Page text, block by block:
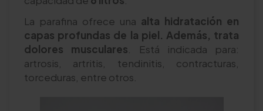
La parafina ofrece una alta hidratación en
capas profundas de la piel. Además, trata
dolores musculares . Está indicada para:
artrosis, artritis, tendinitis, contracturas,
torceduras, entre otros.